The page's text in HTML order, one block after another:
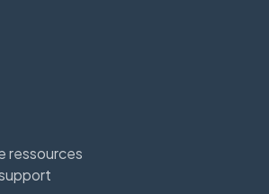
ressources